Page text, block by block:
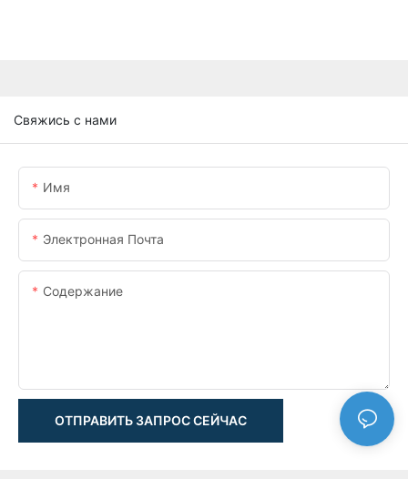
Свяжись с нами
Имя
Электронная Почта
Содержание
ОТПРАВИТЬ ЗАПРОС СЕЙЧАС